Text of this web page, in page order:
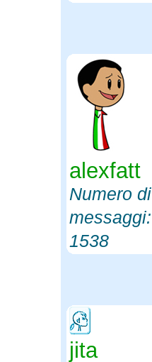
alexfatt
Numero di
messaggi:
1538
jita